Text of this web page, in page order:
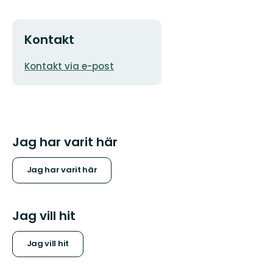
Kontakt
E-
Kontakt via e-post
Jag har varit här
Jag har varit här
Jag vill hit
Jag vill hit